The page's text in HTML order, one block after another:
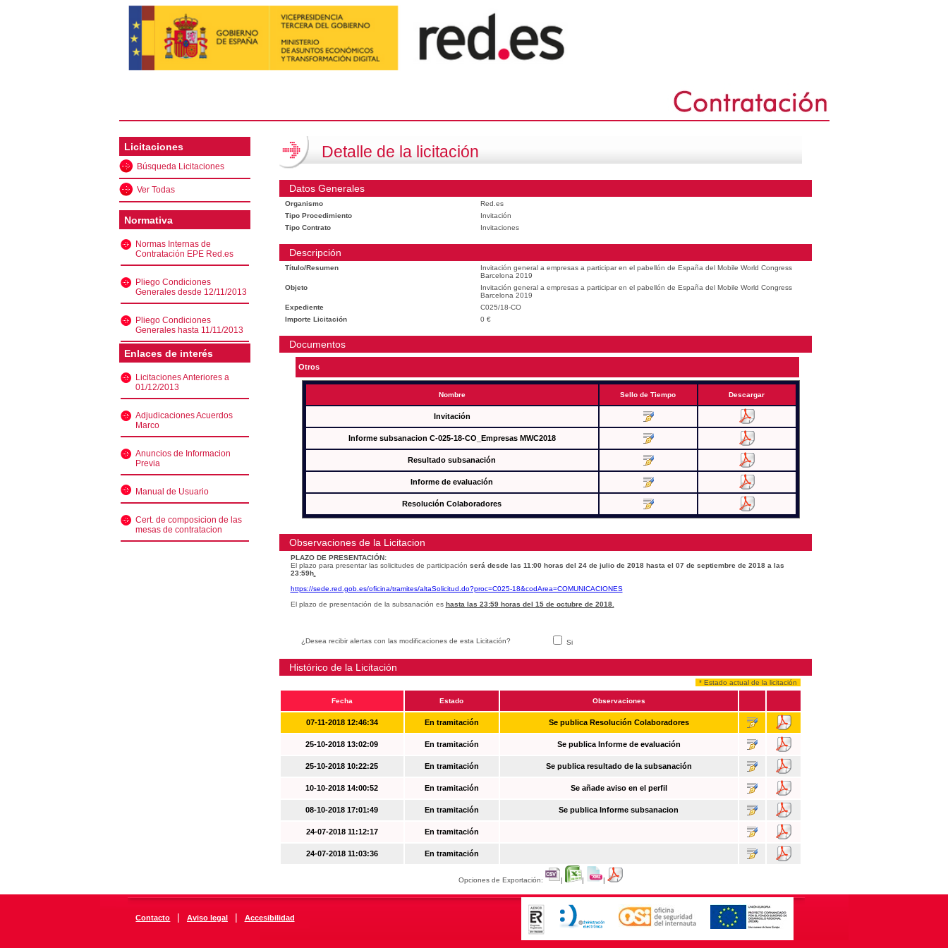
Licitaciones
Búsqueda Licitaciones
Ver Todas
Normativa
Normas Internas de
Contratación EPE Red.es
Pliego Condiciones
Generales desde 12/11/2013
Pliego Condiciones
Generales hasta 11/11/2013
Enlaces de interés
Licitaciones Anteriores a
01/12/2013
Adjudicaciones Acuerdos
Marco
Anuncios de Informacion
Previa
Manual de Usuario
Cert. de composicion de las
mesas de contratacion
Detalle de la licitación
Datos Generales
Organismo
Red.es
Tipo Procedimiento
Invitación
Tipo Contrato
Invitaciones
Descripción
Título/Resumen
Invitación general a empresas a participar en el pabellón de España del Mobile World Congress
Barcelona 2019
Objeto
Invitación general a empresas a participar en el pabellón de España del Mobile World Congress
Barcelona 2019
Expediente
C025/18-CO
Importe Licitación
0 €
Documentos
Otros
Nombre Sello de Tiempo Descargar
Invitación
Informe subsanacion C-025-18-CO_Empresas MWC2018
Resultado subsanación
Informe de evaluación
Resolución Colaboradores
Observaciones de la Licitacion
PLAZO DE PRESENTACIÓN:
El plazo para presentar las solicitudes de participación será desde las 11:00 horas del 24 de julio de 2018 hasta el 07 de septiembre de 2018 a las
23:59h.
https://sede.red.gob.es/oficina/tramites/altaSolicitud.do?proc=C025-18&codArea=COMUNICACIONES
El plazo de presentación de la subsanación es hasta las 23:59 horas del 15 de octubre de 2018.
¿Desea recibir alertas con las modificaciones de esta Licitación? Si
Histórico de la Licitación
* Estado actual de la licitación
Fecha Estado Observaciones
07-11-2018 12:46:34 En tramitación Se publica Resolución Colaboradores
25-10-2018 13:02:09 En tramitación Se publica Informe de evaluación
25-10-2018 10:22:25 En tramitación Se publica resultado de la subsanación
10-10-2018 14:00:52 En tramitación Se añade aviso en el perfil
08-10-2018 17:01:49 En tramitación Se publica Informe subsanacion
24-07-2018 11:12:17 En tramitación
24-07-2018 11:03:36 En tramitación
Opciones de Exportación: | | |
Contacto | Aviso legal | Accesibilidad